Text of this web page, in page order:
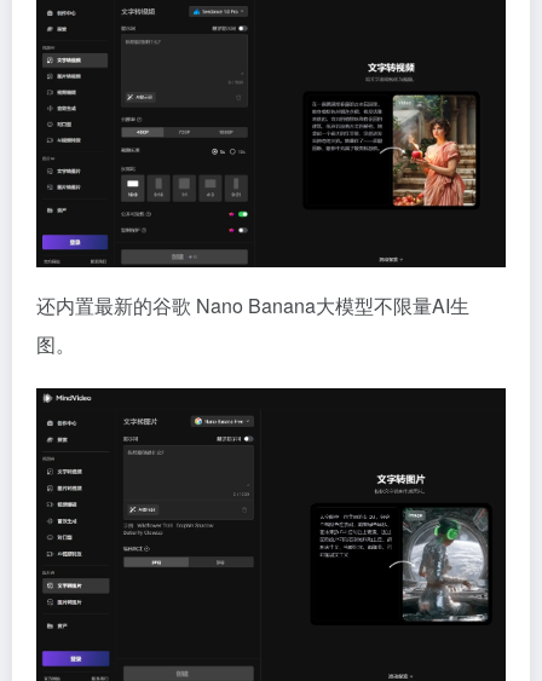
还内置最新的谷歌 Nano Banana大模型不限量AI生
图。